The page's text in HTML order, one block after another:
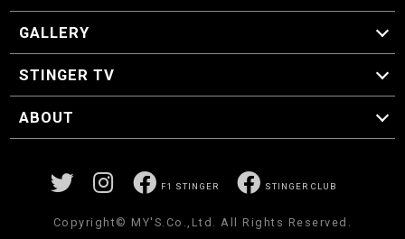
マイ・ワンダフル・サーキット
スクーデリア・一方通行
F1に燃え、ゴルフに泣く日々。
スティングくんの部屋
GALLERY
GALLERY
STINGER TV
STINGER TV
ABOUT
F1 STINGER STINGER CLUB
Copyright© MY'S.Co.,Ltd. All Rights Reserved.